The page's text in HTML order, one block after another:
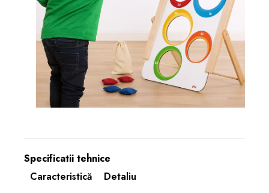
Specificatii tehnice
Caracteristică
Detaliu